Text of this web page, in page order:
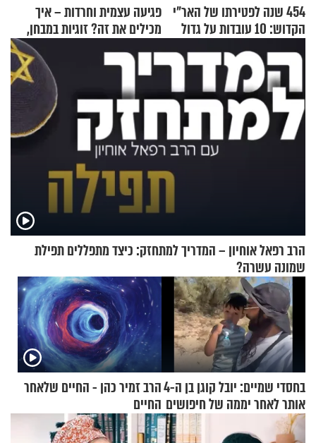
454 שנה לפטירתו של האר"י
הקדוש: 10 עובדות על גדול
מקובלי צפת
פגיעה עצמית וחרדות – איך
מכילים את זה? זוגיות במבחן,
הפעם עם יהודית ואלתר כהן
הרב רפאל אוחיון – המדריך למתחזק: כיצד מתפללים תפילת
שמונה עשרה?
בחסדי שמיים: יובל קוגן בן ה-4
אותר לאחר יממה של חיפושים
הרב זמיר כהן - החיים שלאחר
החיים